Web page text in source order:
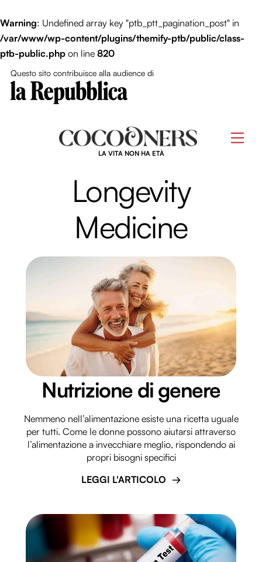
Warning: Undefined array key "ptb_ptt_pagination_post" in
/var/www/wp-content/plugins/themify-ptb/public/class-
ptb-public.php on line 820
Questo sito contribuisce alla audience di
LA VITA NON HA ETÀ
Longevity
Medicine
Nutrizione di genere
Nemmeno nell’alimentazione esiste una ricetta uguale
per tutti. Come le donne possono aiutarsi attraverso
l’alimentazione a invecchiare meglio, rispondendo ai
propri bisogni specifici
LEGGI L'ARTICOLO